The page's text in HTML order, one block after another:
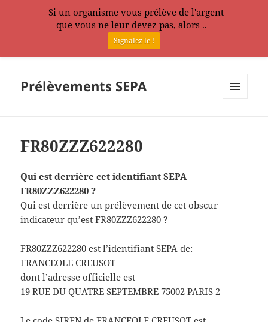
Prélèvements SEPA
FR80ZZZ622280
Qui est derrière cet identifiant SEPA
FR80ZZZ622280 ?
Qui est derrière un prélèvement de cet obscur
indicateur qu’est FR80ZZZ622280 ?
FR80ZZZ622280 est l’identifiant SEPA de:
FRANCEOLE CREUSOT
dont l’adresse officielle est
19 RUE DU QUATRE SEPTEMBRE 75002 PARIS 2
Si un organisme vous prélève de l'argent
que vous ne leur devez pas, alors ..
Signalez le !